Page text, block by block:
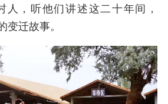
人，听他们讲述这二十年间，
变迁故事。